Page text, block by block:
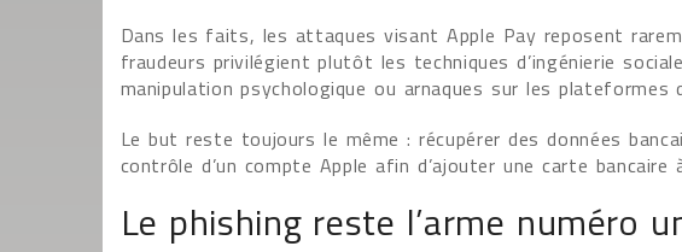
Dans les faits, les attaques visant Apple Pay reposent
fraudeurs privilégient plutôt les techniques d’ingénierie
manipulation psychologique ou arnaques sur les
Le but reste toujours le même : récupérer des données
contrôle d’un compte Apple afin d’ajouter une carte bancaire
Le phishing reste l’arme numéro